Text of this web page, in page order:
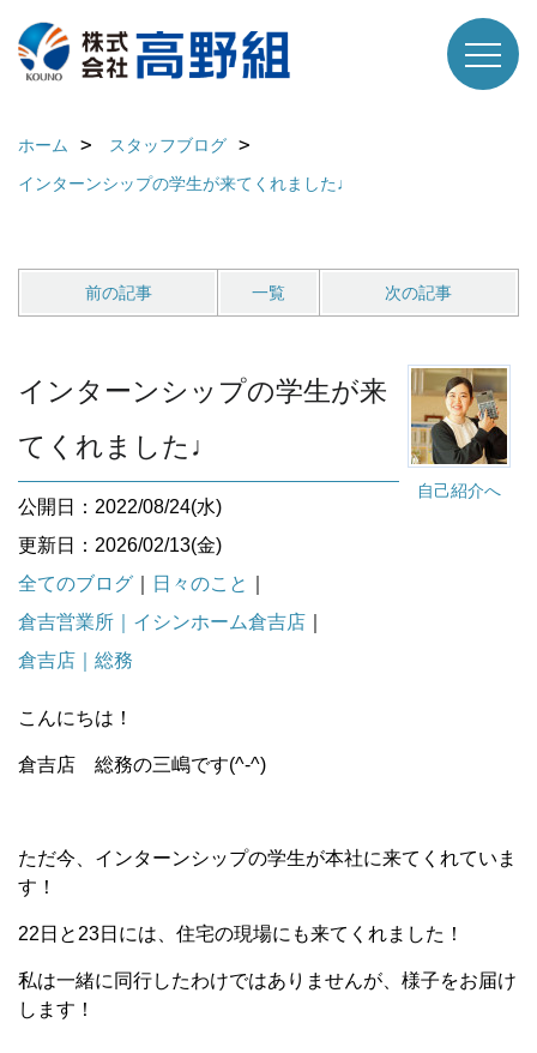
ホーム
スタッフブログ
インターンシップの学生が来てくれました♩
前の記事 一覧 次の記事
自己紹介へ
インターンシップの学生が来
てくれました♩
公開日：2022/08/24(水)
更新日：2026/02/13(金)
全てのブログ
日々のこと
倉吉営業所｜イシンホーム倉吉店
倉吉店｜総務
こんにちは！
倉吉店 総務の三嶋です(^-^)
ただ今、インターンシップの学生が本社に来てくれていま
す！
22日と23日には、住宅の現場にも来てくれました！
私は一緒に同行したわけではありませんが、様子をお届け
します！